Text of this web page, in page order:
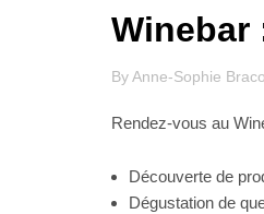
Winebar
ByAnne-Sophie
Rendez-vous au
Découverte de
Dégustation de